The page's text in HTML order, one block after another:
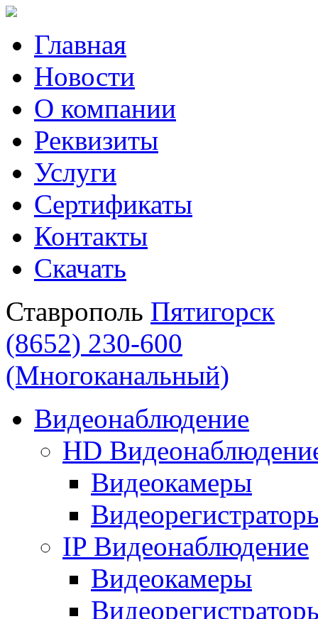
Главная
Новости
О компании
Реквизиты
Услуги
Сертификаты
Контакты
Скачать
Ставрополь Пятигорск
(8652) 230-600
(Многоканальный)
Видеонаблюдение
HD
Видеокамеры
IP Видеонаблюдение
Видеокамеры